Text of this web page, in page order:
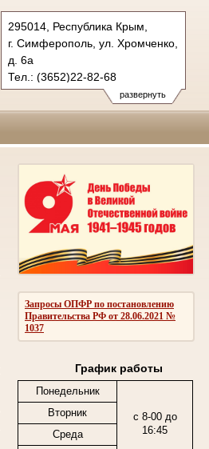
развернуть
295014, Республика Крым,
г. Симферополь, ул. Хромченко,
д. 6а
Тел.: (3652)22-82-68
zheleznodorozhniy.krm@sudrf.ru
Запросы ОПФР по постановлению
Правительства РФ от 28.06.2021 №
1037
График работы
Понедельник
с 8-00 до
16:45
Вторник
Среда